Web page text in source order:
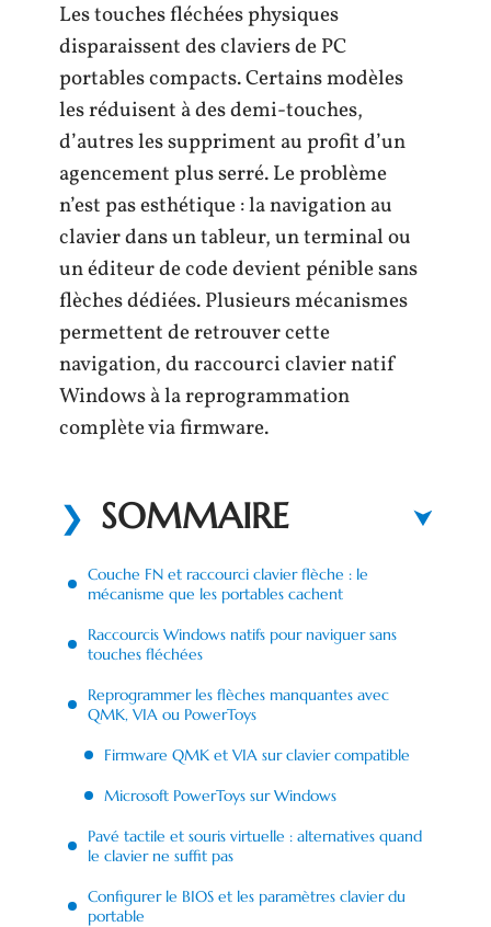
Les touches fléchées physiques
disparaissent des claviers de PC
portables compacts. Certains modèles
les réduisent à des demi-touches,
d’autres les suppriment au profit d’un
agencement plus serré. Le problème
n’est pas esthétique : la navigation au
clavier dans un tableur, un terminal ou
un éditeur de code devient pénible sans
flèches dédiées. Plusieurs mécanismes
permettent de retrouver cette
navigation, du raccourci clavier natif
Windows à la reprogrammation
complète via firmware.
SOMMAIRE
Couche FN et raccourci clavier flèche : le
mécanisme que les portables cachent
Raccourcis Windows natifs pour naviguer sans
touches fléchées
Reprogrammer les flèches manquantes avec
QMK, VIA ou PowerToys
Firmware QMK et VIA sur clavier compatible
Microsoft PowerToys sur Windows
Pavé tactile et souris virtuelle : alternatives quand
le clavier ne suffit pas
Configurer le BIOS et les paramètres clavier du
portable